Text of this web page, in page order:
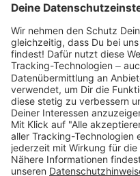
Partnerprogramm
Folge uns auf
* Versandkostenfrei ab
Deutschlands